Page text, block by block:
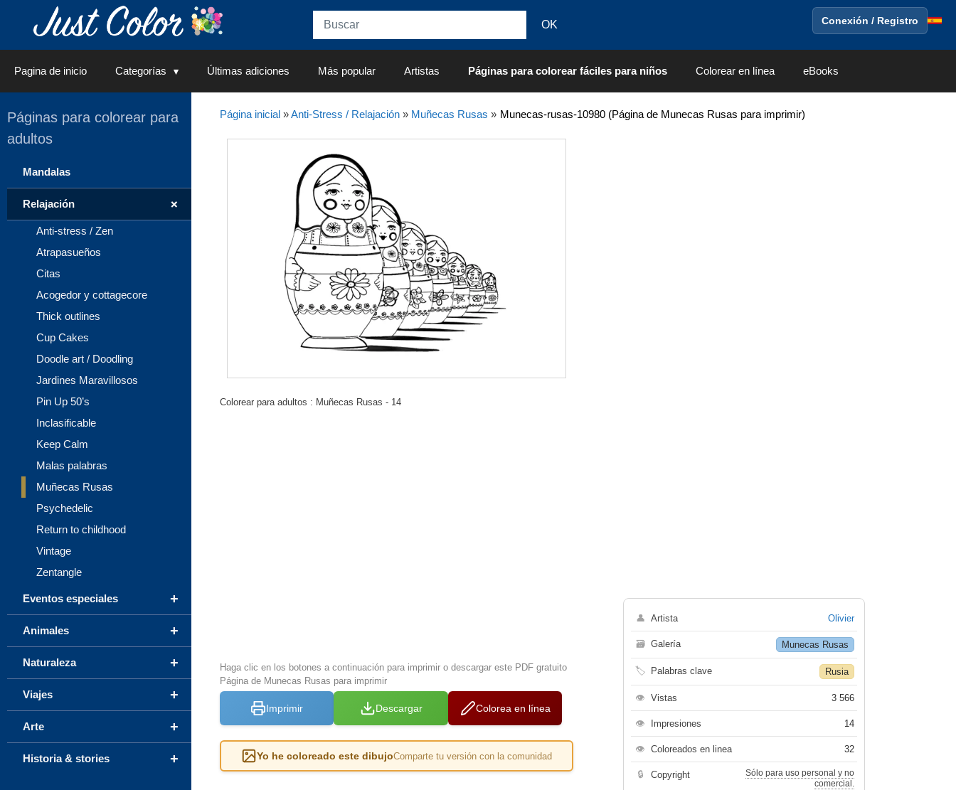
Conexión / Registro
Pagina de inicio Categorías Últimas adiciones Más popular Artistas Páginas para colorear fáciles para niños Colorear en línea eBooks
Página inicial»Anti-Stress / Relajación» Muñecas Rusas » Munecas-rusas-10980 (Página de Munecas Rusas para imprimir)
Colorear para adultos : Muñecas Rusas - 14
Haga clic en los botones a continuación para imprimir o descargar este PDF gratuito
Página de Munecas Rusas para imprimir
Imprimir Descargar Colorea en línea
Yo he coloreado este dibujoComparte tu versión con la comunidad
👤 Artista Olivier
🗃 Galería Munecas Rusas
🏷 Palabras clave Rusia
👁 Vistas 3 566
👁 Impresiones 14
👁 Coloreados en linea 32
🔒 Copyright
Sólo para uso personal y no
comercial.
Páginas para colorear para
adultos
Mandalas
+
Relajación
Anti-stress / Zen
Atrapasueños
Citas
Acogedor y cottagecore
Thick outlines
Cup Cakes
Doodle art / Doodling
Jardines Maravillosos
Pin Up 50’s
Inclasificable
Keep Calm
Malas palabras
Muñecas Rusas
Psychedelic
Return to childhood
Vintage
Zentangle
+
Eventos especiales
+
Animales
+
Naturaleza
+
Viajes
+
Arte
+
Historia & stories